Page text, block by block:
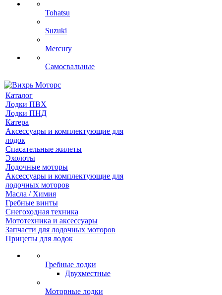
Tohatsu
Suzuki
Mercury
Самосвальные
Каталог
Лодки ПВХ
Лодки ПНД
Катера
Аксессуары и комплектующие для
лодок
Спасательные жилеты
Эхолоты
Лодочные моторы
Аксессуары и комплектующие для
лодочных моторов
Масла / Химия
Гребные винты
Снегоходная техника
Мототехника и аксессуары
Запчасти для лодочных моторов
Прицепы для лодок
Гребные лодки
Двухместные
Моторные лодки